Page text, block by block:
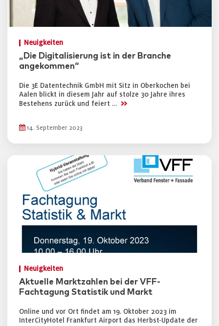
Neuigkeiten
„Die Digitalisierung ist in der Branche
angekommen“
Die 3E Datentechnik GmbH mit Sitz in Oberkochen bei
Aalen blickt in diesem Jahr auf stolze 30 Jahre ihres
Bestehens zurück und feiert … >>
14. September 2023
Neuigkeiten
Aktuelle Marktzahlen bei der VFF-
Fachtagung Statistik und Markt
Online und vor Ort findet am 19. Oktober 2023 im
InterCityHotel Frankfurt Airport das Herbst-Update der